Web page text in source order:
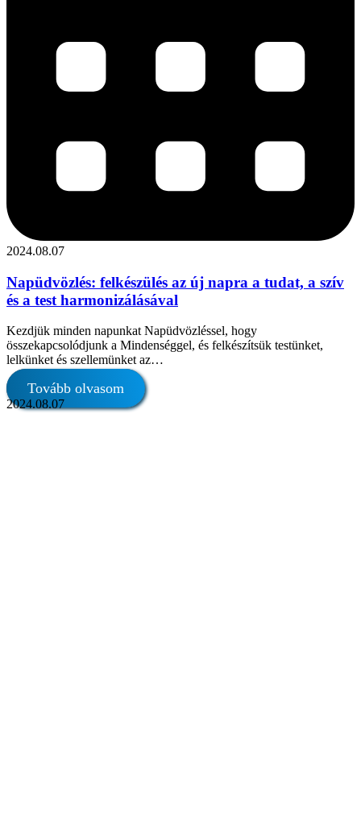
2024.08.07
Napüdvözlés: felkészülés az új napra a tudat, a szív
és a test harmonizálásával
Kezdjük minden napunkat Napüdvözléssel, hogy
összekapcsolódjunk a Mindenséggel, és felkészítsük testünket,
lelkünket és szellemünket az…
Tovább olvasom
2024.08.07